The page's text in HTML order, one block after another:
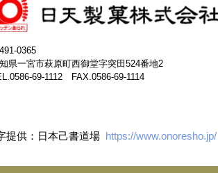
0365
県一宮市萩原町西御堂字突田524番地2
69-1112 FAX.0586-69-1114
提供：日本己書道場 https://www.onoresho.jp/